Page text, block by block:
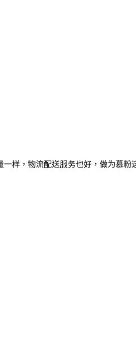
样，物流配送服务也好，做为慕粉